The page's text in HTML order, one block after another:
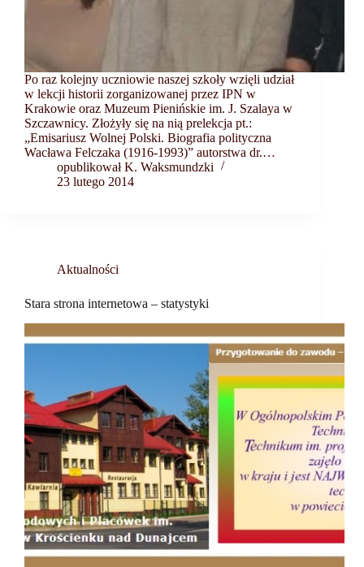
Po raz kolejny uczniowie naszej szkoły wzięli udział
w lekcji historii zorganizowanej przez IPN w
Krakowie oraz Muzeum Pienińskie im. J. Szalaya w
Szczawnicy. Złożyły się na nią prelekcja pt.:
„Emisariusz Wolnej Polski. Biografia polityczna
Wacława Felczaka (1916-1993)” autorstwa dr.…
opublikował K. Waksmundzki
23 lutego 2014
Aktualności
Stara strona internetowa – statystyki